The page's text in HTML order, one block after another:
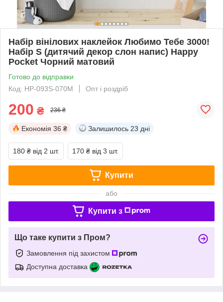
Набір вінілових наклейок Любимо Тебе 3000!
Набір S (дитячий декор слон напис) Happy
Pocket Чорний матовий
Готово до відправки
Код: HP-093S-070M
Опт і роздріб
200 ₴ 236 ₴
Економія 36 ₴ Залишилось 23 дні
180 ₴ від 2 шт. 170 ₴ від 3 шт.
Купити
або
Купити з
Що таке купити з Пром?
Замовлення під захистом
Доступна доставка